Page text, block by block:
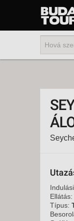
Ellátás:
Típus: